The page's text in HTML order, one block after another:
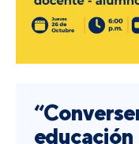
AVANZA 360
Noticias
educación